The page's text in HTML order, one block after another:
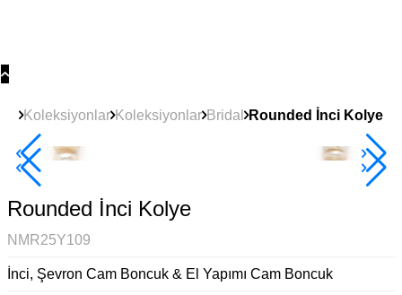
Koleksiyonlar Koleksiyonlar Bridal Rounded İnci Kolye
2+ Ürüne +%10
Rounded İnci Kolye
NMR25Y109
İnci, Şevron Cam Boncuk & El Yapımı Cam Boncuk